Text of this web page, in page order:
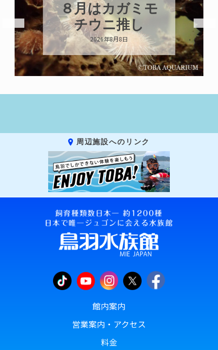
新発売！いちこ
キーホルダー
2026年8月8日
周辺施設へのリンク
館内案内
営業案内・アクセス
料金